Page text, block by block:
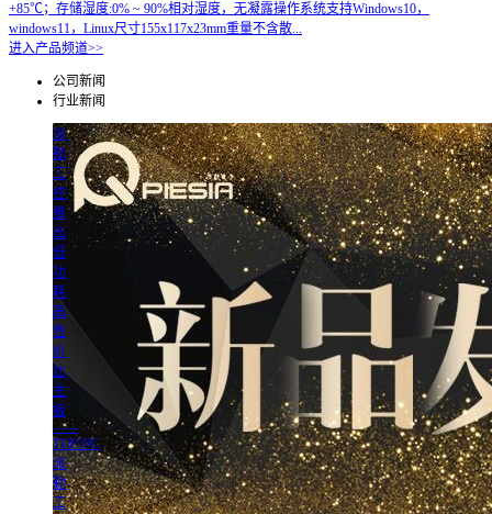
+85℃；存储湿度:0% ~ 90%相对湿度，无凝露操作系统支持Windows10，
windows11，Linux尺寸155x117x23mm重量不含散...
进入产品频道>>
公司新闻
行业新闻
派
勤
工
控
推
出
低
功
耗
高
性
价
比
主
板
——
TOP19C
派
勤
工